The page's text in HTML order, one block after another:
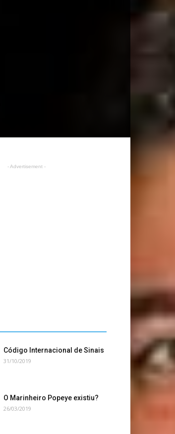
- Advertisement -
Código Internacional de Sinais
31/10/2019
O Marinheiro Popeye existiu?
26/03/2019